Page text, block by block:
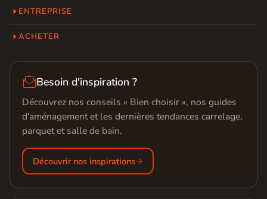
ENTREPRISE
ACHETER
Besoin d'inspiration ?
Découvrez nos conseils « Bien choisir », nos guides
d'aménagement et les dernières tendances carrelage,
parquet et salle de bain.
Découvrir nos inspirations